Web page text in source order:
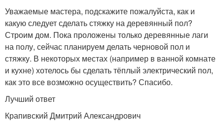
Уважаемые мастера, подскажите пожалуйста, как и
какую следует сделать стяжку на деревянный пол?
Строим дом. Пока проложены только деревянные лаги
на полу, сейчас планируем делать черновой пол и
стяжку. В некоторых местах (например в ванной комнате
и кухне) хотелось бы сделать тёплый электрический пол,
как это все возможно осуществить? Спасибо.
Лучший ответ
Крапивский Дмитрий Александрович